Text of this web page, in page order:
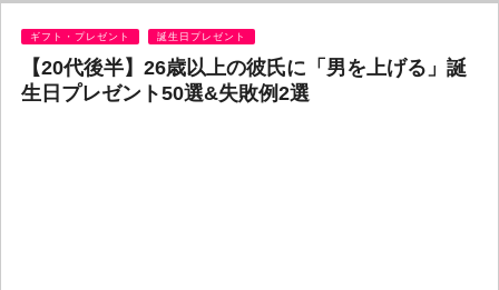
ギフト・プレゼント 誕生日プレゼント
【20代後半】26歳以上の彼氏に「男を上げる」誕
生日プレゼント50選&失敗例2選